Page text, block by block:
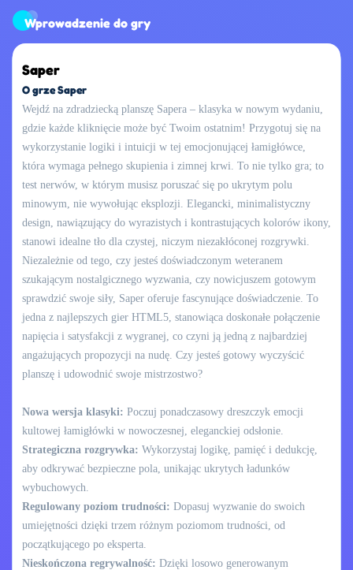
Wprowadzenie do gry
Saper
O grze Saper
Wejdź na zdradziecką planszę Sapera – klasyka w nowym wydaniu,
gdzie każde kliknięcie może być Twoim ostatnim! Przygotuj się na
wykorzystanie logiki i intuicji w tej emocjonującej łamigłówce,
która wymaga pełnego skupienia i zimnej krwi. To nie tylko gra; to
test nerwów, w którym musisz poruszać się po ukrytym polu
minowym, nie wywołując eksplozji. Elegancki, minimalistyczny
design, nawiązujący do wyrazistych i kontrastujących kolorów ikony,
stanowi idealne tło dla czystej, niczym niezakłóconej rozgrywki.
Niezależnie od tego, czy jesteś doświadczonym weteranem
szukającym nostalgicznego wyzwania, czy nowicjuszem gotowym
sprawdzić swoje siły, Saper oferuje fascynujące doświadczenie. To
jedna z najlepszych gier HTML5, stanowiąca doskonałe połączenie
napięcia i satysfakcji z wygranej, co czyni ją jedną z najbardziej
angażujących propozycji na nudę. Czy jesteś gotowy wyczyścić
planszę i udowodnić swoje mistrzostwo?
Nowa wersja klasyki: Poczuj ponadczasowy dreszczyk emocji
kultowej łamigłówki w nowoczesnej, eleganckiej odsłonie.
Strategiczna rozgrywka: Wykorzystaj logikę, pamięć i dedukcję,
aby odkrywać bezpieczne pola, unikając ukrytych ładunków
wybuchowych.
Regulowany poziom trudności: Dopasuj wyzwanie do swoich
umiejętności dzięki trzem różnym poziomom trudności, od
początkującego po eksperta.
Nieskończona regrywalność: Dzięki losowo generowanym